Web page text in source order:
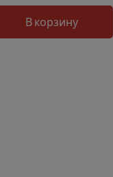
В корзину